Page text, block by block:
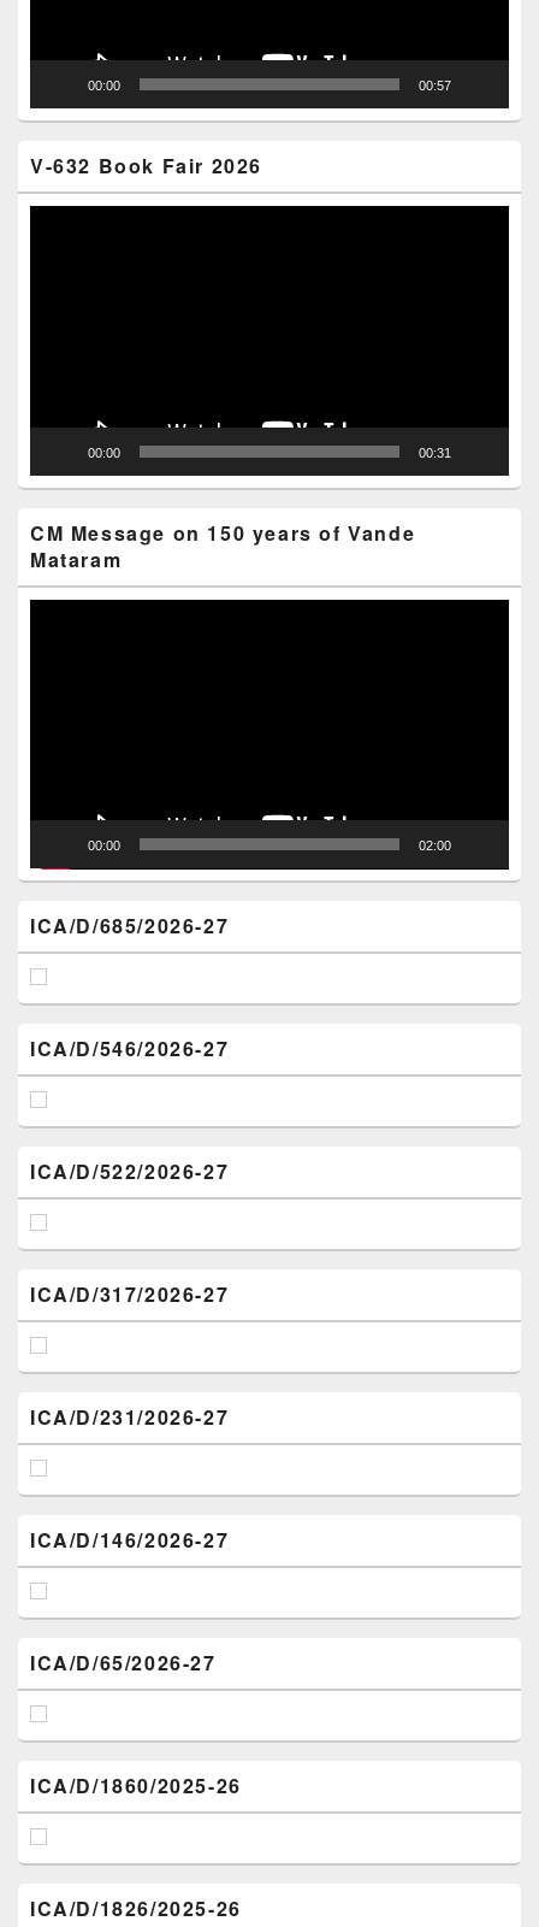
00:00 00:57
V-632 Book Fair 2026
00:00 00:31
CM Message on 150 years of Vande
Mataram
00:00 02:00
ICA/D/685/2026-27
ICA/D/546/2026-27
ICA/D/522/2026-27
ICA/D/317/2026-27
ICA/D/231/2026-27
ICA/D/146/2026-27
ICA/D/65/2026-27
ICA/D/1860/2025-26
ICA/D/1826/2025-26